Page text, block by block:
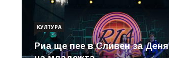
КУЛТУРА
Риа ще пее в Сливен за Деня